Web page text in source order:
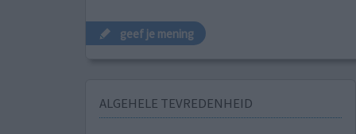
geef je mening
ALGEHELE TEVREDENHEID